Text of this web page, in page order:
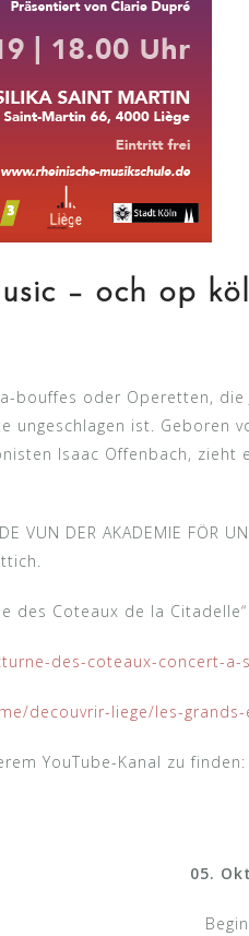
– och op
bouffes oder Operetten,
ungeschlagen ist. Geboren
Isaac Offenbach,
VUN DER AKADEMIE FÖR
des Coteaux de la
des-coteaux-concert-a-
decouvrir-liege/les-
YouTube-Kanal zu finden:
05.